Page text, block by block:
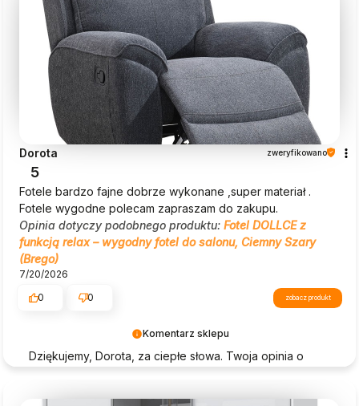
Komentarz sklepu
Dziękujemy, Dorota, za ciepłe słowa. Twoja opinia o
Dorota zweryfikowano
5
Fotele bardzo fajne dobrze wykonane ,super materiał .
Fotele wygodne polecam zapraszam do zakupu.
Opinia dotyczy podobnego produktu: Fotel DOLLCE z
funkcją relax – wygodny fotel do salonu, Ciemny Szary
(Brego)
7/20/2026
0
0 zobacz produkt